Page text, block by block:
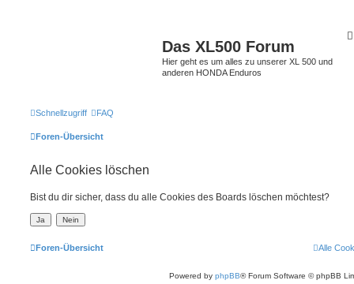
Das XL500 Forum
Hier geht es um alles zu unserer XL 500 und
anderen HONDA Enduros
Schnellzugriff FAQ
Foren-Übersicht
Alle Cookies löschen
Bist du dir sicher, dass du alle Cookies des Boards löschen möchtest?
Foren-Übersicht Alle
Powered by phpBB® Forum Software © phpBB